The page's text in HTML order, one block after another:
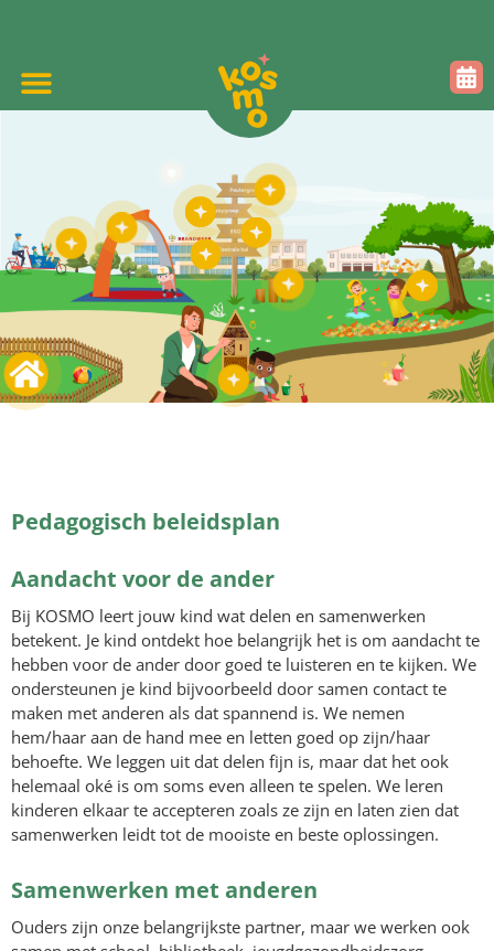
Pedagogisch beleidsplan
Aandacht voor de ander
Bij KOSMO leert jouw kind wat delen en samenwerken
betekent. Je kind ontdekt hoe belangrijk het is om aandacht te
hebben voor de ander door goed te luisteren en te kijken. We
ondersteunen je kind bijvoorbeeld door samen contact te
maken met anderen als dat spannend is. We nemen
hem/haar aan de hand mee en letten goed op zijn/haar
behoefte. We leggen uit dat delen fijn is, maar dat het ook
helemaal oké is om soms even alleen te spelen. We leren
kinderen elkaar te accepteren zoals ze zijn en laten zien dat
samenwerken leidt tot de mooiste en beste oplossingen.
Samenwerken met anderen
Ouders zijn onze belangrijkste partner, maar we werken ook